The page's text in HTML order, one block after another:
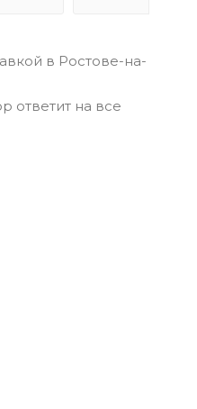
в Ростове-на-
ответит на все